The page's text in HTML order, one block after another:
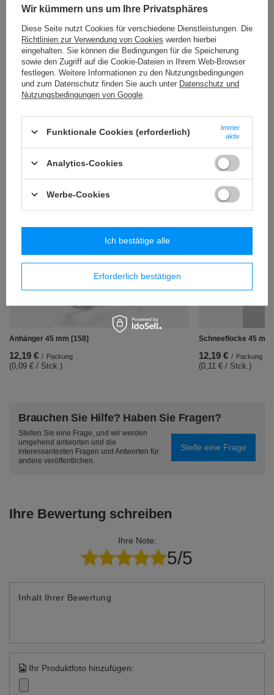
12,19 € / Packung
(0,34 € / Stck.)
geschliffen Kugel 96 - 14 mm [25]
11,28 € / Packung
(0,04 € / Stck.)
(0,09 € / Stck.)
11,28 € / Packung
(0,02 € / Stck.)
Ähnliche Produkte
Anhänger 45 mm [158]
12,19 € / Packung
(0,09 € / Stck.)
Schneeflocke 45
12,19 € / Packung
(0,11 € / Stck.)
Brauchen Sie Hilfe? Haben Sie Fragen?
Stellen Sie eine Frage, und wir werden
umgehend antworten und die
interessantesten Fragen und Antworten für
andere veröffentlichen.
Stelle eine Frage
Ihre Bewertung schreiben
Ihre Note:
5/5
Inhalt Ihrer Bewertung
Ihr Produktfoto hinzufügen:
Wir kümmern uns um Ihre Privatsphäres
Diese Seite nutzt Cookies für verschiedene Dienstleistungen. Die
Richtlinien zur Verwendung von Cookies werden hierbei
eingehalten. Sie können die Bedingungen für die Speicherung
sowie den Zugriff auf die Cookie-Dateien in Ihrem Web-Browser
festlegen. Weitere Informationen zu den Nutzungsbedingungen
und zum Datenschutz finden Sie auch unter Datenschutz und
Nutzungsbedingungen von Google
Funktionale Cookies (erforderlich)
Immer
aktiv
Analytics-Cookies
Werbe-Cookies
Erforderlich bestätigen
Ich bestätige alle